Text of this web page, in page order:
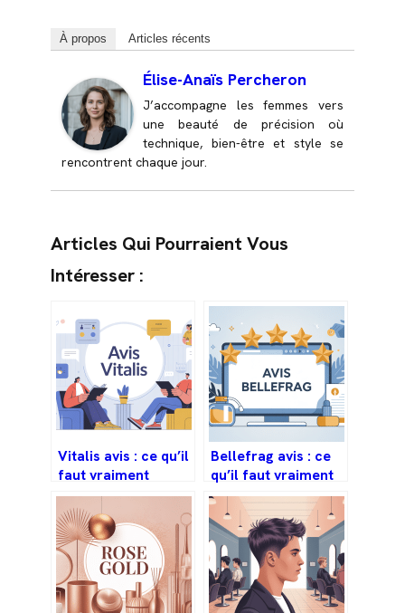
À propos Articles récents
Élise-Anaïs Percheron
J’accompagne les femmes vers
une beauté de précision où
technique, bien-être et style se
rencontrent chaque jour.
Articles Qui Pourraient Vous
Intéresser :
Vitalis avis : ce qu’il
faut vraiment
savoir avant de
vous lancer
Bellefrag avis : ce
qu’il faut vraiment
savoir avant de
commander